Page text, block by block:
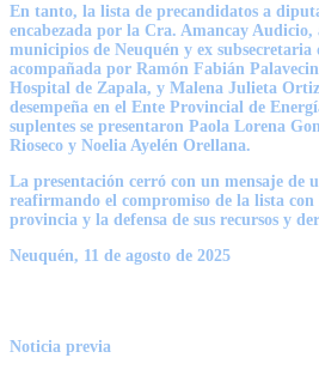
En tanto, la lista de precandidatos a
encabezada por la Cra. Amancay Audicio,
municipios de Neuquén y ex
acompañada por Ramón Fabián
Hospital de Zapala, y Malena Julieta
desempeña en el Ente Provincial de
suplentes se presentaron Paola Lorena
Rioseco y Noelia Ayelén Orellana.
La presentación cerró con un mensaje de
reafirmando el compromiso de la lista
provincia y la defensa de sus recursos y
Neuquén, 11 de agosto de 2025
Noticia previa